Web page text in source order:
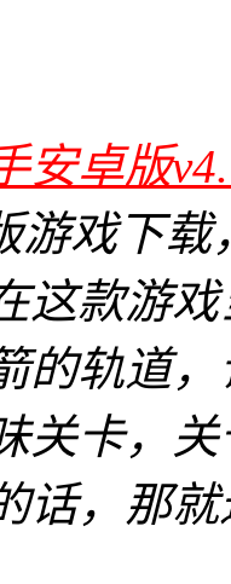
安卓版
游戏下
这款游
的轨道
关卡，
话，那